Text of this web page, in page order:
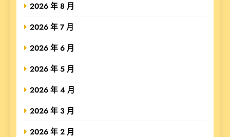
2026 年 8 月
2026 年 7 月
2026 年 6 月
2026 年 5 月
2026 年 4 月
2026 年 3 月
2026 年 2 月